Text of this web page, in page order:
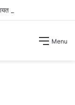
से हटाए गए ।
Menu